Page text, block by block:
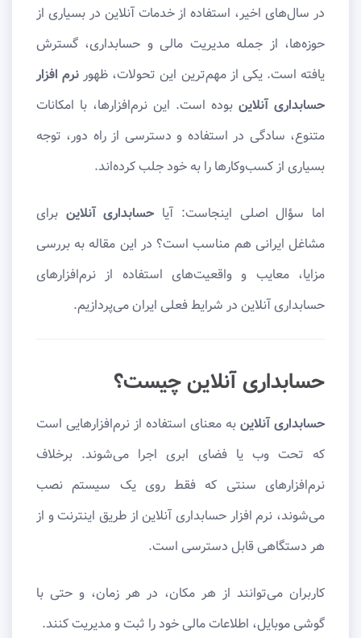
در سال‌های اخیر، استفاده از خدمات آنلاین در بسیاری از
حوزه‌ها، از جمله مدیریت مالی و حسابداری، گسترش
یافته است. یکی از مهم‌ترین این تحولات، ظهور نرم افزار
حسابداری آنلاین بوده است. این نرم‌افزارها، با امکانات
متنوع، سادگی در استفاده و دسترسی از راه دور، توجه
بسیاری از کسب‌وکارها را به خود جلب کرده‌اند.
اما سؤال اصلی اینجاست: آیا حسابداری آنلاین برای
مشاغل ایرانی هم مناسب است؟ در این مقاله به بررسی
مزایا، معایب و واقعیت‌های استفاده از نرم‌افزارهای
حسابداری آنلاین در شرایط فعلی ایران می‌پردازیم.
حسابداری آنلاین چیست؟
حسابداری آنلاین به معنای استفاده از نرم‌افزارهایی است
که تحت وب یا فضای ابری اجرا می‌شوند. برخلاف
نرم‌افزارهای سنتی که فقط روی یک سیستم نصب
می‌شوند، نرم افزار حسابداری آنلاین از طریق اینترنت و از
هر دستگاهی قابل دسترسی است.
کاربران می‌توانند از هر مکان، در هر زمان، و حتی با
گوشی موبایل، اطلاعات مالی خود را ثبت و مدیریت کنند.